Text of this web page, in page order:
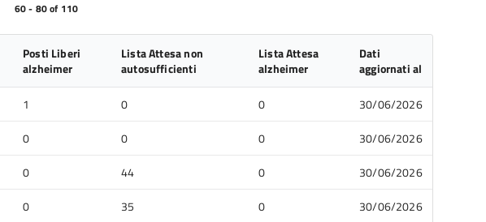
60 - 80 of 110
Posti Liberi
alzheimer
Lista Attesa non
autosufficienti
Lista Attesa
alzheimer
Dati
aggiornati al
1 0 0
30/06/2026
0 0 0
30/06/2026
0 44 0
30/06/2026
0 35 0
30/06/2026